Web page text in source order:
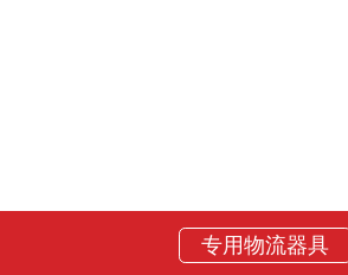
专用物流器具